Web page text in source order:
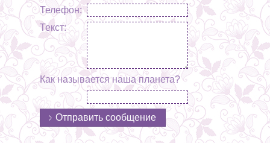
Телефон:
Текст:
Как называется наша планета?